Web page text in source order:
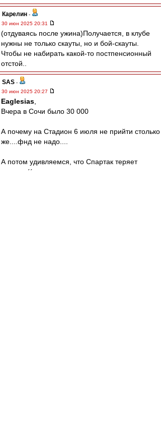
Карелин -
30 июн 2025 20:31
(отдуваясь после ужина)Получается, в клубе
нужны не только скауты, но и бой-скауты.
Чтобы не набирать какой-то постпенсионный
отстой..
SAS -
30 июн 2025 20:27
Eaglesias
Вчера в Сочи было 30 000
А почему на Стадион 6 июля не прийти столько
же....фнд не надо....
А потом удивляемся, что Спартак теряет
зрителя((